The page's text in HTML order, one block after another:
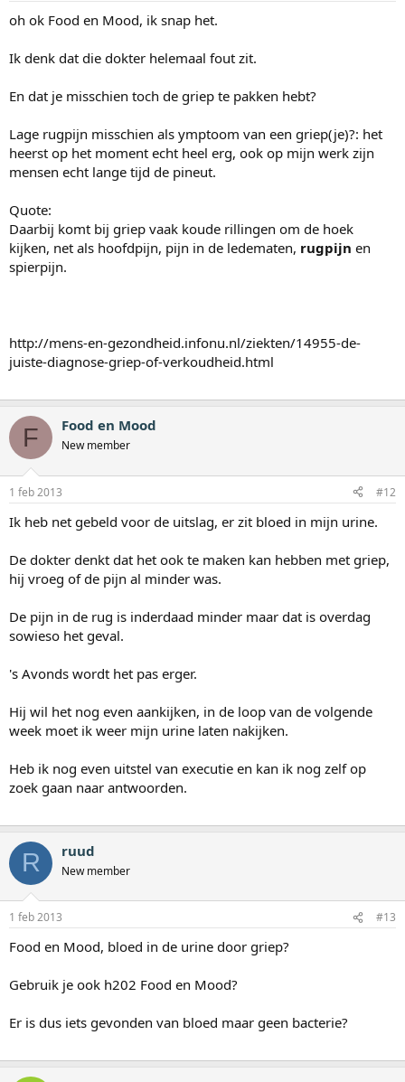
oh ok Food en Mood, ik snap het.
Ik denk dat die dokter helemaal fout zit.
En dat je misschien toch de griep te pakken hebt?
Lage rugpijn misschien als ymptoom van een griep(je)?: het
heerst op het moment echt heel erg, ook op mijn werk zijn
mensen echt lange tijd de pineut.
Quote:
Daarbij komt bij griep vaak koude rillingen om de hoek
kijken, net als hoofdpijn, pijn in de ledematen, rugpijn en
spierpijn.
http://mens-en-gezondheid.infonu.nl/ziekten/14955-de-
juiste-diagnose-griep-of-verkoudheid.html
F Food en Mood
New member
1 feb 2013 #12
Ik heb net gebeld voor de uitslag, er zit bloed in mijn urine.
De dokter denkt dat het ook te maken kan hebben met griep,
hij vroeg of de pijn al minder was.
De pijn in de rug is inderdaad minder maar dat is overdag
sowieso het geval.
's Avonds wordt het pas erger.
Hij wil het nog even aankijken, in de loop van de volgende
week moet ik weer mijn urine laten nakijken.
Heb ik nog even uitstel van executie en kan ik nog zelf op
zoek gaan naar antwoorden.
R ruud
New member
1 feb 2013 #13
Food en Mood, bloed in de urine door griep?
Gebruik je ook h202 Food en Mood?
Er is dus iets gevonden van bloed maar geen bacterie?